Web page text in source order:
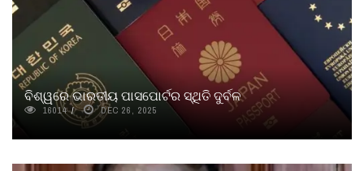
ବିଶ୍ୱରେ ଭାରତୀୟ ପାସପୋର୍ଟର ସ୍ଥିତି ଦୁର୍ବଳ
16014 DEC 26, 2025